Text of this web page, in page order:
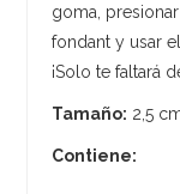
goma,
fondant y usar
¡Solo te faltará
Tamaño: 2,5
Contiene: